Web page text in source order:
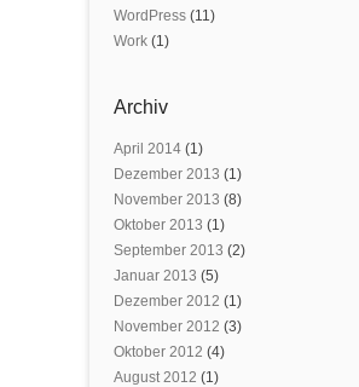
WordPress (11)
Work (1)
Archiv
April 2014 (1)
Dezember 2013 (1)
November 2013 (8)
Oktober 2013 (1)
September 2013 (2)
Januar 2013 (5)
Dezember 2012 (1)
November 2012 (3)
Oktober 2012 (4)
August 2012 (1)